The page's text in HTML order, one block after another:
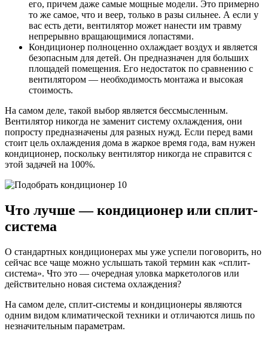
его, причем даже самые мощные модели. Это примерно
то же самое, что и веер, только в разы сильнее. А если у
вас есть дети, вентилятор может нанести им травму
непрерывно вращающимися лопастями.
Кондиционер полноценно охлаждает воздух и является
безопасным для детей. Он предназначен для больших
площадей помещения. Его недостаток по сравнению с
вентилятором — необходимость монтажа и высокая
стоимость.
На самом деле, такой выбор является бессмысленным.
Вентилятор никогда не заменит систему охлаждения, они
попросту предназначены для разных нужд. Если перед вами
стоит цель охлаждения дома в жаркое время года, вам нужен
кондиционер, поскольку вентилятор никогда не справится с
этой задачей на 100%.
Что лучше — кондиционер или сплит-
система
О стандартных кондиционерах мы уже успели поговорить, но
сейчас все чаще можно услышать такой термин как «сплит-
система». Что это — очередная уловка маркетологов или
действительно новая система охлаждения?
На самом деле, сплит-системы и кондиционеры являются
одним видом климатической техники и отличаются лишь по
незначительным параметрам.